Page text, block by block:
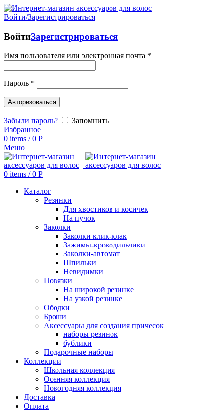
Войти/Зарегистрироваться
ВойтиЗарегистрироваться
Имя пользователя или электронная почта *
Пароль *
Авторизоваться
Забыли пароль?
Запомнить
Избранное
0 items / 0 Р
Меню
0 items / 0 Р
Каталог
Резинки
Для хвостиков и косичек
На пучок
Заколки
Заколки клик-клак
Зажимы-крокодильчики
Заколки-автомат
Шпильки
Невидимки
Повязки
На широкой резинке
На узкой резинке
Ободки
Броши
Аксессуары для создания причесок
наборы резинок
бублики
Подарочные наборы
Коллекции
Школьная коллекция
Осенняя коллекция
Новогодняя коллекция
Доставка
Оплата